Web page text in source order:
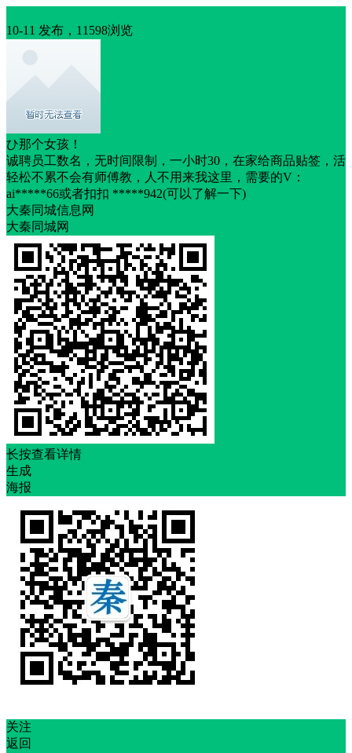
10-11 发布，11598浏览
ひ那个女孩！
诚聘员工数名，无时间限制，一小时30，在家给商品贴签，活
轻松不累不会有师傅教，人不用来我这里，需要的V：
ai*****66或者扣扣 *****942(可以了解一下)
大秦同城信息网
大秦同城网
长按查看详情
生成
海报
关注
返回